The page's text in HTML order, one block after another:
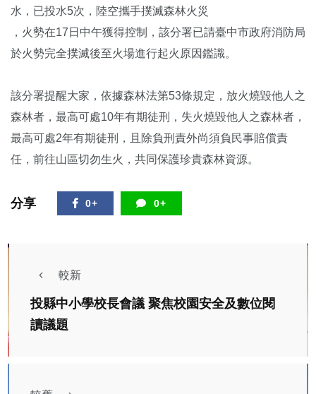
水，已投水5次，陸空攜手撲滅森林火災
，火勢在17日中午獲得控制，該分署已請臺中市政府消防局
於火勢完全撲滅後至火場進行起火原因鑑識。
該分署提醒大家，依據森林法第53條規定，放火燒毀他人之
森林者，最高可處10年有期徒刑，失火燒毀他人之森林者，
最高可處2年有期徒刑，且除負刑責外尚須負民事賠償責
任，前往山區切勿生火，共同保護珍貴森林資源。
分享 0+ 0+
較新
投縣中小學校長會議 聚焦校園安全及數位閱
讀議題